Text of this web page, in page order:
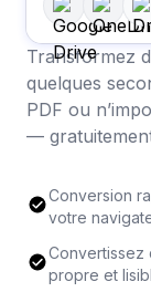
Transformez
quelques
PDF ou
—
Conversion
votre
Convertissez
propre et